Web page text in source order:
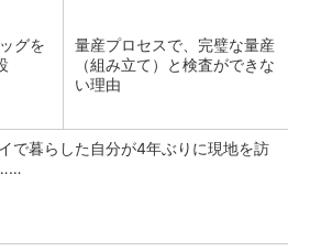
グを
量産プロセスで、完璧な量産
（組み立て）と検査ができな
い理由
で暮らした自分が4年ぶりに現地を訪